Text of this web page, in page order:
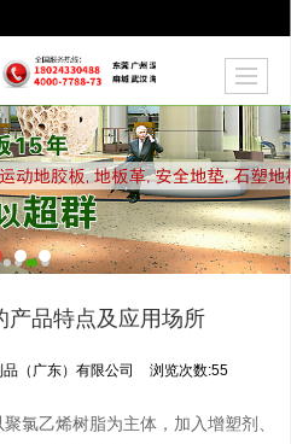
产品特点及应用场所
（广东）有限公司 浏览次数:55
氯乙烯树脂为主体，加入增塑剂、